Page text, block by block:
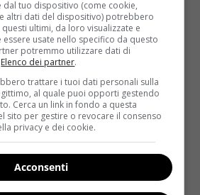
demonizzare questi
di Stato 2M ha fatto scandalo. In
ha presentato una
(veri o finti poco importa)
percosse. La soluzione
denunciare né scappare,
i segni con il make-up.
possano aiutarvi nella vostra
affermato la truccatrice come
naturale del mondo.
tuo dispositivo (come cookie,
altri dati del dispositivo) potrebbero
ultimi, da loro visualizzate e
usate nello specifico da questo
potremmo utilizzare dati di
Elenco dei partner.
trattare i tuoi dati personali sulla
al quale puoi opporti gestendo
Cerca un link in fondo a questa
sito per gestire o revocare il consenso
privacy e dei cookie.
Acconsenti